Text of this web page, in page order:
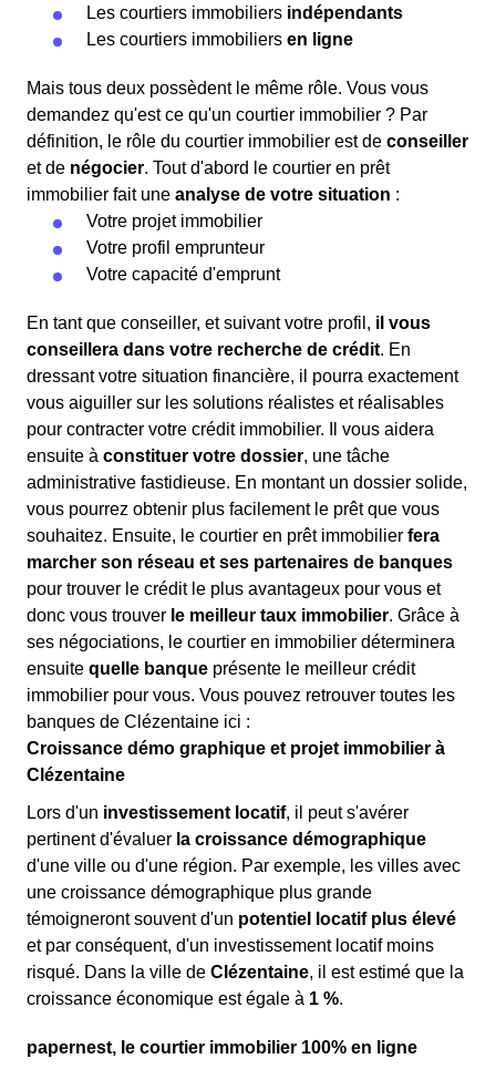
Les courtiers immobiliers indépendants
Les courtiers immobiliers en ligne
Mais tous deux possèdent le même rôle. Vous vous
demandez qu'est ce qu'un courtier immobilier ? Par
définition, le rôle du courtier immobilier est de conseiller
et de négocier. Tout d'abord le courtier en prêt
immobilier fait une analyse de votre situation :
Votre projet immobilier
Votre profil emprunteur
Votre capacité d'emprunt
En tant que conseiller, et suivant votre profil, il vous
conseillera dans votre recherche de crédit. En
dressant votre situation financière, il pourra exactement
vous aiguiller sur les solutions réalistes et réalisables
pour contracter votre crédit immobilier. Il vous aidera
ensuite à constituer votre dossier, une tâche
administrative fastidieuse. En montant un dossier solide,
vous pourrez obtenir plus facilement le prêt que vous
souhaitez. Ensuite, le courtier en prêt immobilier fera
marcher son réseau et ses partenaires de banques
pour trouver le crédit le plus avantageux pour vous et
donc vous trouver le meilleur taux immobilier. Grâce à
ses négociations, le courtier en immobilier déterminera
ensuite quelle banque présente le meilleur crédit
immobilier pour vous. Vous pouvez retrouver toutes les
banques de Clézentaine ici :
Croissance démo graphique et projet immobilier à
Clézentaine
Lors d'un investissement locatif, il peut s'avérer
pertinent d'évaluer la croissance démographique
d'une ville ou d'une région. Par exemple, les villes avec
une croissance démographique plus grande
témoigneront souvent d'un potentiel locatif plus élevé
et par conséquent, d'un investissement locatif moins
risqué. Dans la ville de Clézentaine, il est estimé que la
croissance économique est égale à 1 %.
papernest, le courtier immobilier 100% en ligne